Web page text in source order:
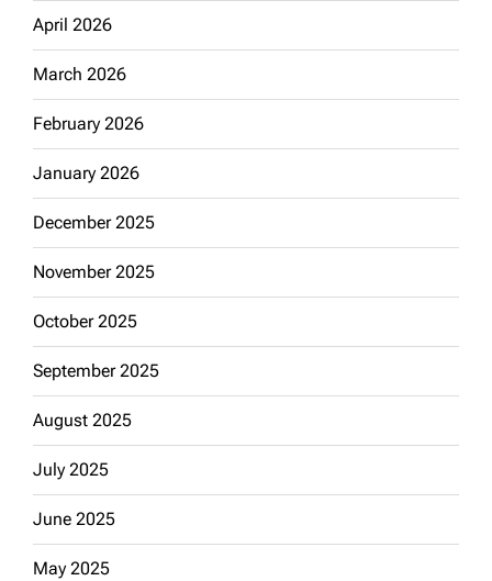
April 2026
March 2026
February 2026
January 2026
December 2025
November 2025
October 2025
September 2025
August 2025
July 2025
June 2025
May 2025